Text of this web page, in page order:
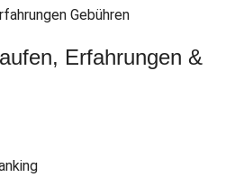
Erfahrungen &